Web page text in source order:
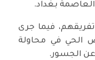
بغداد.
فيما جرى
الحي في محاولة
عن الجسور.